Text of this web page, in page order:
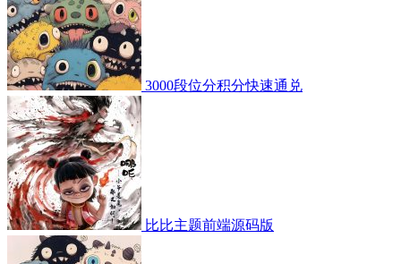
3000段位分积分快速通兑
比比主题前端源码版